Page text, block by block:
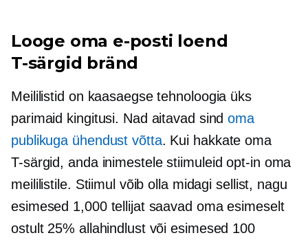
Looge oma e-posti loend
T-särgid bränd
Meililistid on kaasaegse tehnoloogia üks
parimaid kingitusi. Nad aitavad sindoma
publikuga ühendust võtta. Kui hakkate oma
T-särgid, anda inimestele stiimuleidopt-in oma
meililistile. Stiimul võib olla midagi sellist, nagu
esimesed 1,000 tellijat saavad oma esimeselt
ostult 25% allahindlust või esimesed 100